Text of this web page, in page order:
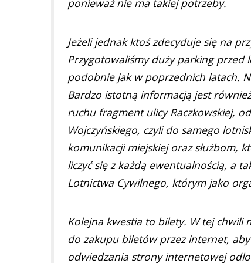
Jeżeli jednak ktoś zdecyduje się na
Przygotowaliśmy duży parking przed
podobnie jak w poprzednich latach.
Bardzo istotną informacją jest
ruchu fragment ulicy Raczkowskiej,
Wojczyńskiego, czyli do samego
komunikacji miejskiej oraz służbom,
liczyć się z każdą ewentualnością, a
Lotnictwa Cywilnego, którym jako
Kolejna kwestia to bilety. W tej chwili
do zakupu biletów przez internet,
odwiedzania strony internetowej